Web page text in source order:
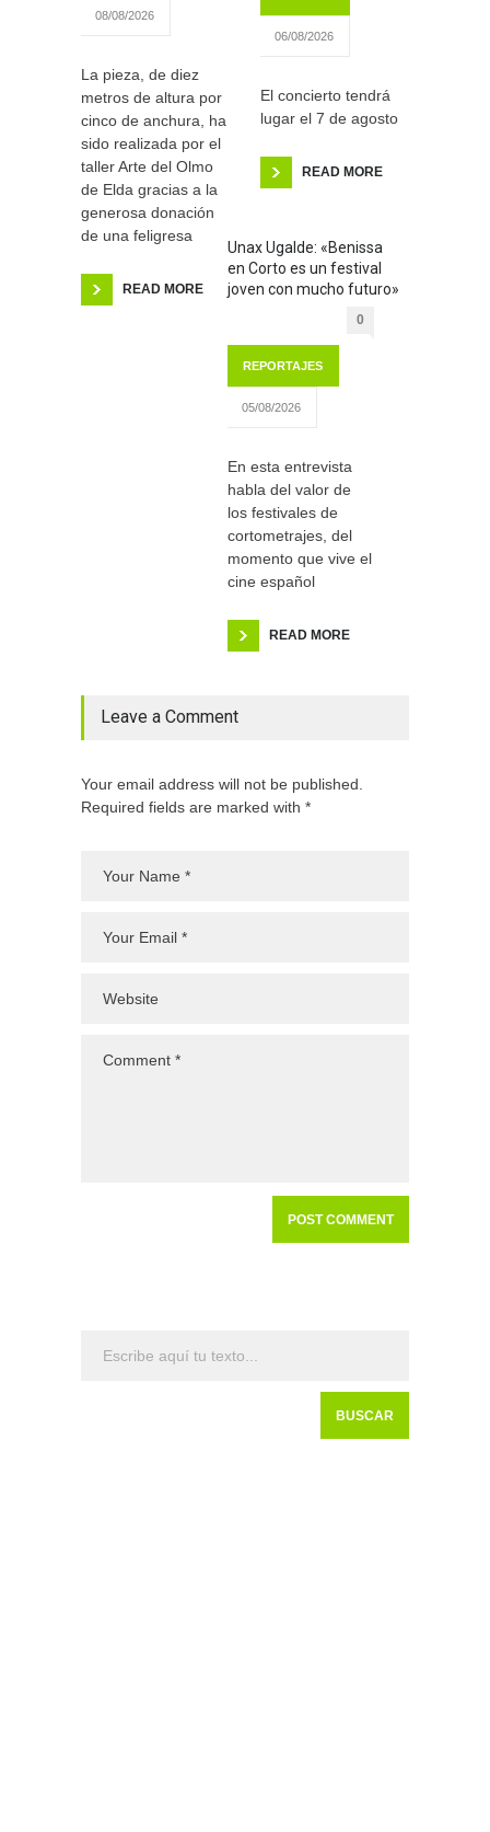
08/08/2026
La pieza, de diez
metros de altura por
cinco de anchura, ha
sido realizada por el
taller Arte del Olmo
de Elda gracias a la
generosa donación
de una feligresa
READ MORE
06/08/2026
El concierto tendrá
lugar el 7 de agosto
READ MORE
Unax Ugalde: «Benissa
en Corto es un festival
joven con mucho futuro»
0
REPORTAJES
05/08/2026
En esta entrevista
habla del valor de
los festivales de
cortometrajes, del
momento que vive el
cine español
READ MORE
Leave a Comment
Your email address will not be published.
Required fields are marked with *